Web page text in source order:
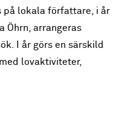
på lokala författare, i år
Öhrn, arrangeras
I år görs en särskild
lovaktiviteter,